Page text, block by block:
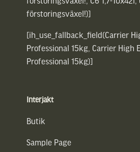
förstoringsväxel!)]
[ih_use_fallback_field(Carrier
Professional 15kg, Carrier High
Professional 15kg)]
Interjakt
Butik
Sample Page